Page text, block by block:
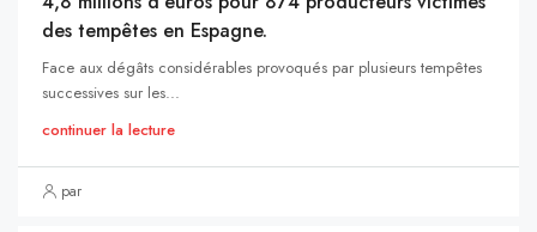
des tempêtes en Espagne.
Face aux dégâts considérables provoqués par plusieurs tempêtes
successives sur les...
continuer la lecture
par